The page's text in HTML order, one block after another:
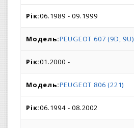
06.1989 - 09.1999
PEUGEOT 607 (9D, 9U)
01.2000 -
PEUGEOT 806 (221)
06.1994 - 08.2002